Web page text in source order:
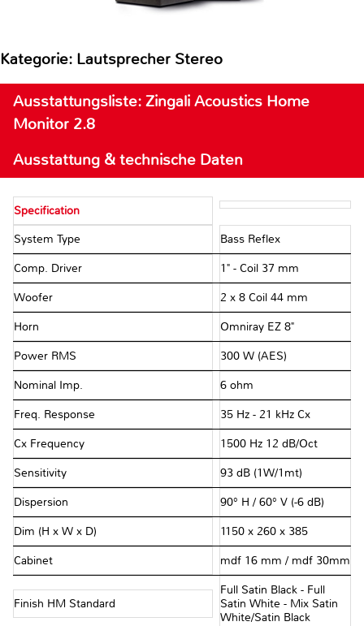
Kategorie: Lautsprecher Stereo
Ausstattungsliste: Zingali Acoustics Home
Monitor 2.8
Ausstattung & technische Daten
Specification
System Type Bass Reflex
Comp. Driver 1" - Coil 37 mm
Woofer 2 x 8 Coil 44 mm
Horn Omniray EZ 8"
Power RMS 300 W (AES)
Nominal Imp. 6 ohm
Freq. Response 35 Hz - 21 kHz Cx
Cx Frequency 1500 Hz 12 dB/Oct
Sensitivity 93 dB (1W/1mt)
Dispersion 90° H / 60° V (-6 dB)
Dim (H x W x D) 1150 x 260 x 385
Cabinet mdf 16 mm / mdf 30mm
Finish HM Standard
Full Satin Black - Full
Satin White - Mix Satin
White/Satin Black